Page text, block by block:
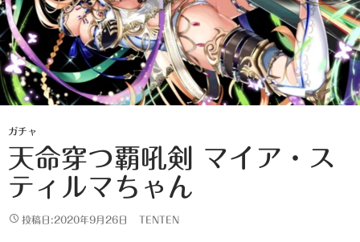
ガチャ
天命穿つ覇吼剣 マイア・ス
ティルマちゃん
投稿日:2020年9月26日 TENTEN